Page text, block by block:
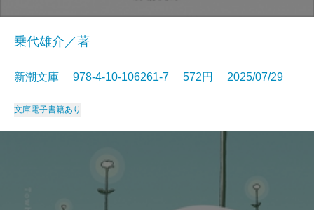
乗代雄介／著
新潮文庫 978-4-10-106261-7 572円 2025/07/29
文庫電子書籍あり